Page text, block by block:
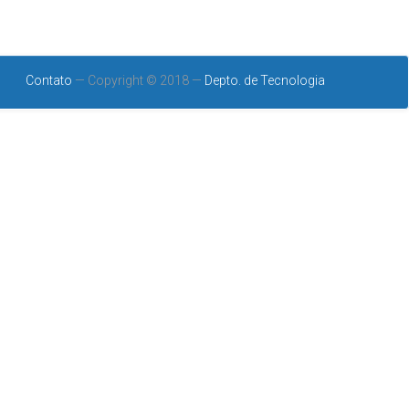
Contato — Copyright © 2018 — Depto. de Tecnologia